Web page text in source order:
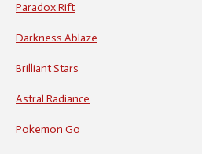
Paradox Rift
Darkness Ablaze
Brilliant Stars
Astral Radiance
Pokemon Go